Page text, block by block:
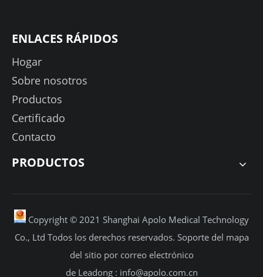
ENLACES RÁPIDOS
Hogar
Sobre nosotros
Productos
Certificado
Contacto
PRODUCTOS
Copyright © 2021 Shanghai Apolo Medical Technology
Co., Ltd Todos los derechos reservados. Soporte del mapa
del sitio por correo electrónico
de Leadong : info@apolo.com.cn